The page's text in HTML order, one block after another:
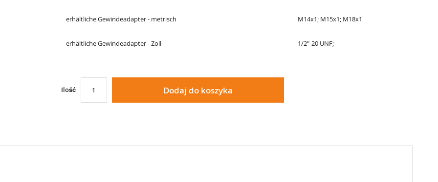
erhältliche Gewindeadapter - metrisch M14x1; M15x1; M18x1
erhältliche Gewindeadapter - Zoll 1/2"-20 UNF;
Ilość Dodaj do koszyka